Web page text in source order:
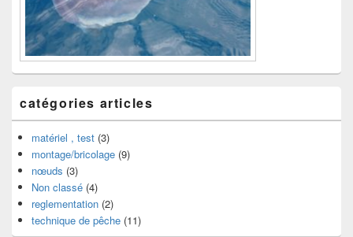
catégories articles
matériel , test (3)
montage/bricolage (9)
nœuds (3)
Non classé (4)
reglementation (2)
technique de pêche (11)